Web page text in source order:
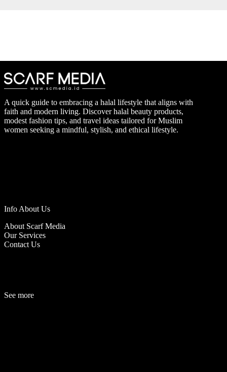
A quick guide to embracing a halal lifestyle that aligns with
faith and modern living. Discover halal beauty products,
modest fashion tips, and travel ideas tailored for Muslim
women seeking a mindful, stylish, and ethical lifestyle.
Info About Us
About Scarf Media
Our Services
Contact Us
See more